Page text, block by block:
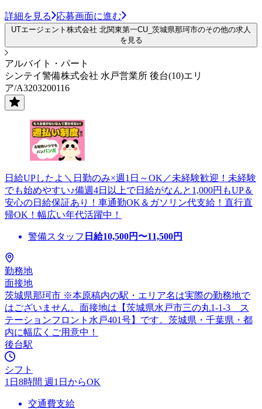
詳細を見る 応募画面に進む
UTエージェント株式会社 北関東第一CU_茨城県那珂市のその他の求人
を見る
アルバイト・パート
シンテイ警備株式会社 水戸営業所 後台(10)エリ
ア/A3203200116
日給UPしたよ＼日勤のみ×週1日～OK／未経験歓迎！未経験
でも始めやすい♪備週4日以上で日給がなんと1,000円もUP＆
安心の日給保証あり！車通勤OK＆ガソリン代支給！直行直
帰OK！幅広い年代活躍中！
警備スタッフ 日給10,500円〜11,500円
勤務地
面接地
茨城県那珂市 ※本原稿内の駅・エリア名は実際の勤務地で
はございません。面接地は【茨城県水戸市三の丸1-1-3 ス
テーションフロント水戸401号】です。茨城県・千葉県・都
内に幅広くご用意中！
後台駅
シフト
1日8時間 週1日からOK
交通費支給